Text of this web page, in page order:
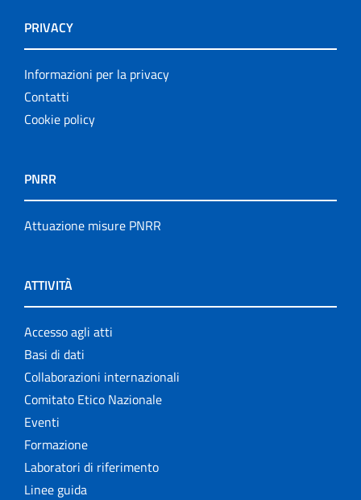
PRIVACY
Informazioni per la privacy
Contatti
Cookie policy
PNRR
Attuazione misure PNRR
ATTIVITÀ
Accesso agli atti
Basi di dati
Collaborazioni internazionali
Comitato Etico Nazionale
Eventi
Formazione
Laboratori di riferimento
Linee guida